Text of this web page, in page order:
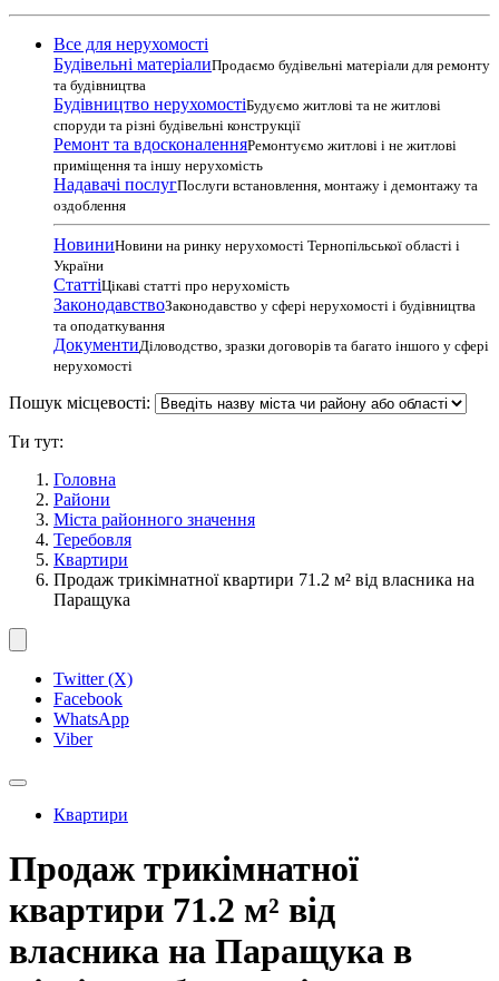
Все для нерухомості
Будівельні матеріалиПродаємо будівельні матеріали для ремонту
та будівництва
Будівництво нерухомостіБудуємо житлові та не житлові
споруди та різні будівельні конструкції
Ремонт та вдосконаленняРемонтуємо житлові і не житлові
приміщення та іншу нерухомість
Надавачі послугПослуги встановлення, монтажу і демонтажу та
оздоблення
НовиниНовини на ринку нерухомості Тернопільської області і
України
СтаттіЦікаві статті про нерухомість
ЗаконодавствоЗаконодавство у сфері нерухомості і будівництва
та оподаткування
ДокументиДіловодство, зразки договорів та багато іншого у сфері
нерухомості
Пошук місцевості:
Ти тут:
Головна
Райони
Міста районного значення
Теребовля
Квартири
Продаж трикімнатної квартири 71.2 м² від власника на
Паращука
Twitter (X)
Facebook
WhatsApp
Viber
Квартири
Продаж трикімнатної
квартири 71.2 м² від
власника на Паращука в